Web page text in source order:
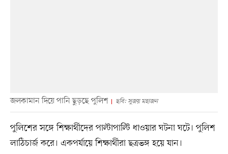
জলকামান দিয়ে পানি ছুড়ছে পুলিশ ছবি: সুজয় মহাজন
পুলিশের সঙ্গে শিক্ষার্থীদের পাল্টাপাল্টি ধাওয়ার ঘটনা ঘটে। পুলিশ
লাঠিচার্জ করে। একপর্যায়ে শিক্ষার্থীরা ছত্রভঙ্গ হয়ে যান।